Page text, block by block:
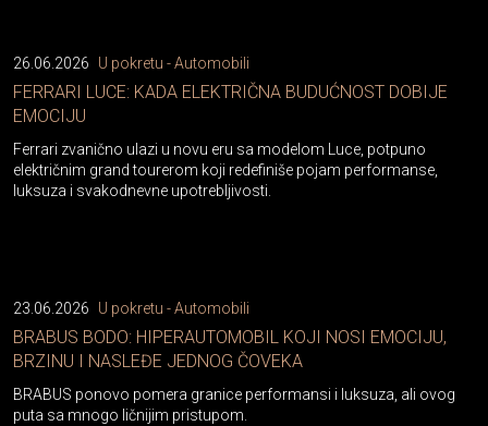
26.06.2026 U pokretu - Automobili
FERRARI LUCE: KADA ELEKTRIČNA BUDUĆNOST DOBIJE
EMOCIJU
Ferrari zvanično ulazi u novu eru sa modelom Luce, potpuno
električnim grand tourerom koji redefiniše pojam performanse,
luksuza i svakodnevne upotrebljivosti.
23.06.2026 U pokretu - Automobili
BRABUS BODO: HIPERAUTOMOBIL KOJI NOSI EMOCIJU,
BRZINU I NASLEĐE JEDNOG ČOVEKA
BRABUS ponovo pomera granice performansi i luksuza, ali ovog
puta sa mnogo ličnijim pristupom.